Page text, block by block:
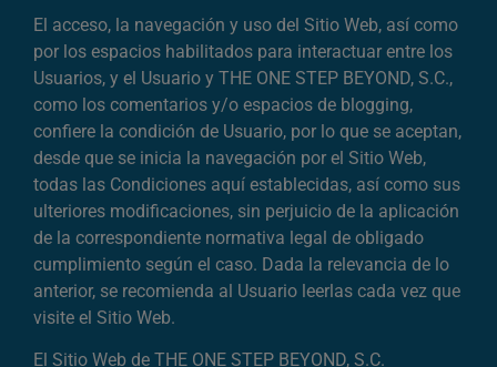
El acceso, la navegación y uso del Sitio Web, así como
por los espacios habilitados para interactuar entre los
Usuarios, y el Usuario y THE ONE STEP BEYOND, S.C.,
como los comentarios y/o espacios de blogging,
confiere la condición de Usuario, por lo que se aceptan,
desde que se inicia la navegación por el Sitio Web,
todas las Condiciones aquí establecidas, así como sus
ulteriores modificaciones, sin perjuicio de la aplicación
de la correspondiente normativa legal de obligado
cumplimiento según el caso. Dada la relevancia de lo
anterior, se recomienda al Usuario leerlas cada vez que
visite el Sitio Web.
El Sitio Web de THE ONE STEP BEYOND, S.C.